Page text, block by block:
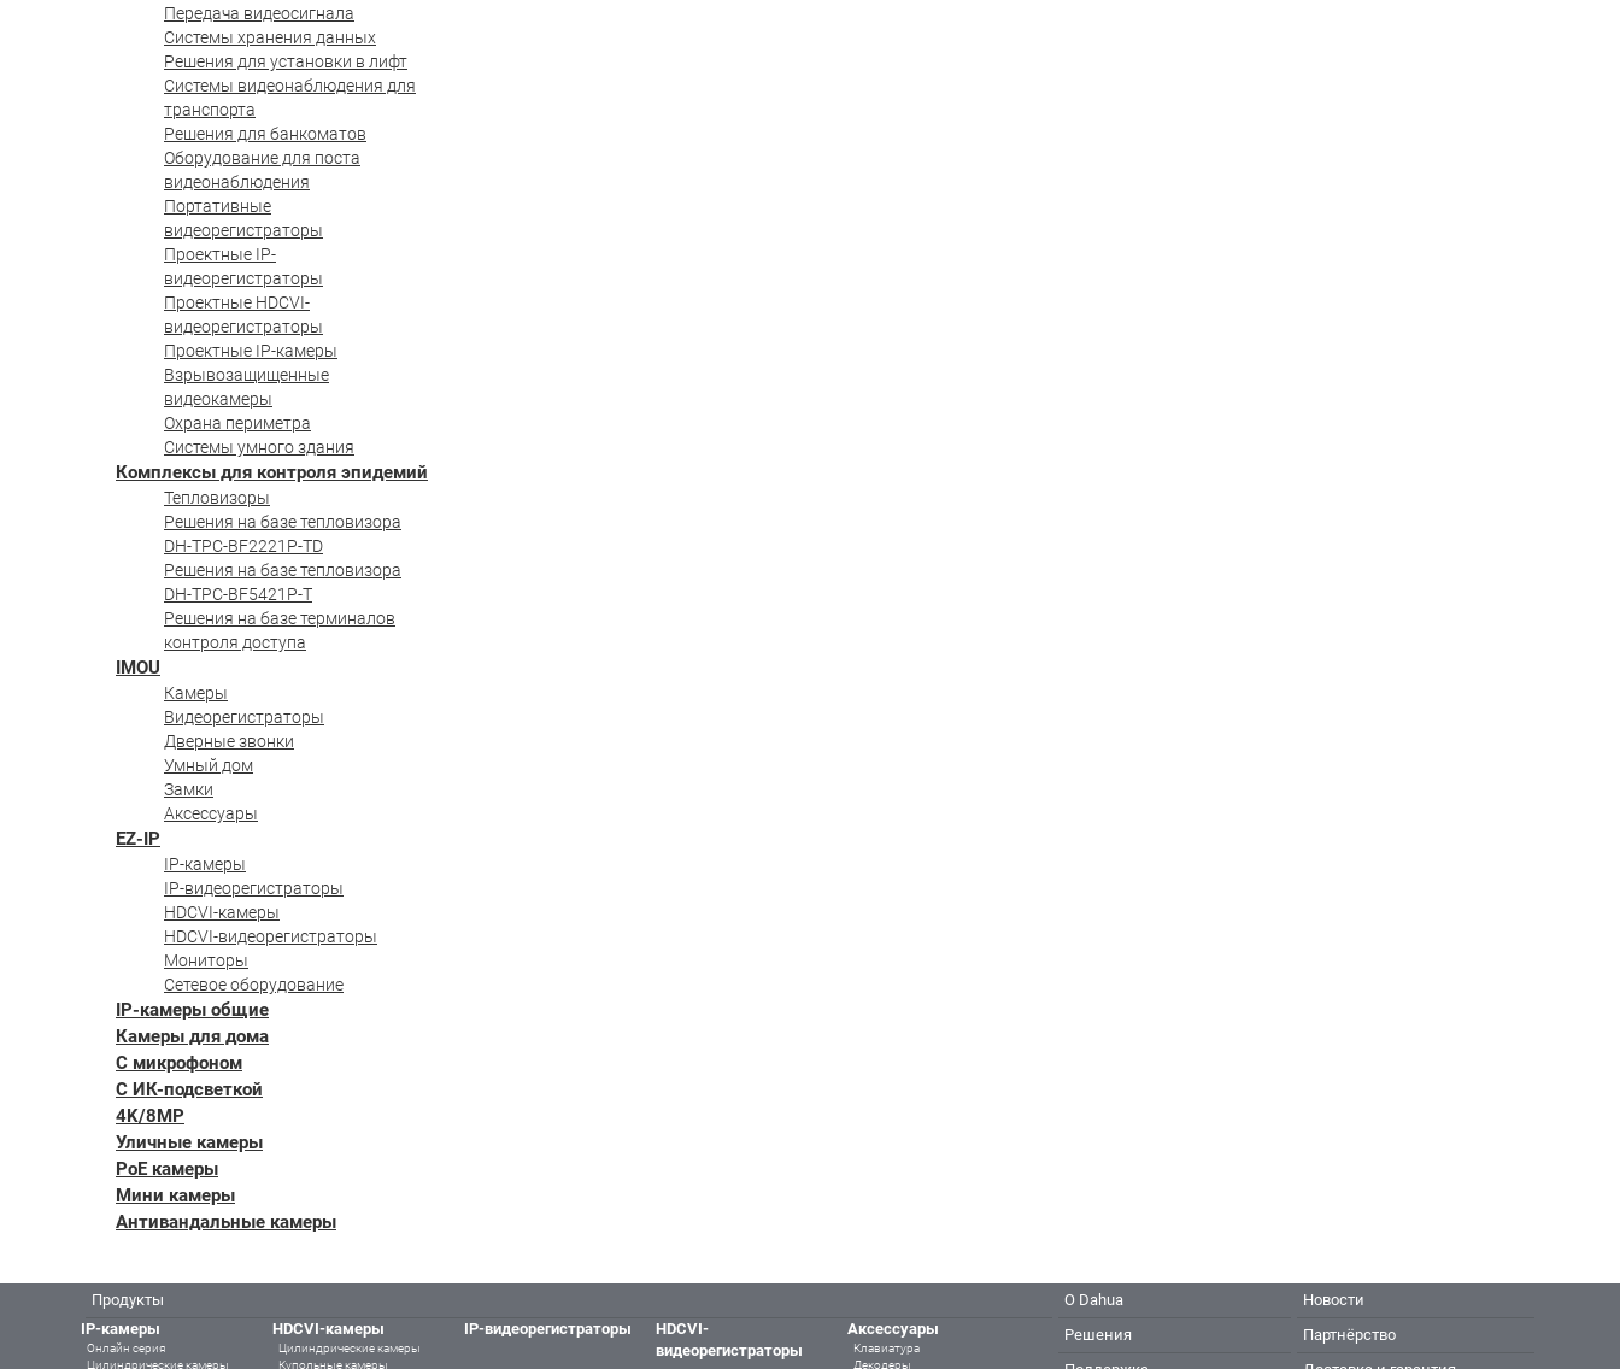
Передача видеосигнала
Системы хранения данных
Решения для установки в лифт
Системы видеонаблюдения для
транспорта
Решения для банкоматов
Оборудование для поста
видеонаблюдения
Портативные
видеорегистраторы
Проектные IP-
видеорегистраторы
Проектные HDCVI-
видеорегистраторы
Проектные IP-камеры
Взрывозащищенные
видеокамеры
Охрана периметра
Системы умного здания
Комплексы для контроля эпидемий
Тепловизоры
Решения на базе тепловизора
DH-TPC-BF2221P-TD
Решения на базе тепловизора
DH-TPC-BF5421P-T
Решения на базе терминалов
контроля доступа
IMOU
Камеры
Видеорегистраторы
Дверные звонки
Умный дом
Замки
Аксессуары
EZ-IP
IP-камеры
IP-видеорегистраторы
HDCVI-камеры
HDCVI-видеорегистраторы
Мониторы
Сетевое оборудование
IP-камеры общие
Камеры для дома
С микрофоном
С ИК-подсветкой
4K/8MP
Уличные камеры
PoE камеры
Мини камеры
Антивандальные камеры
Продукты
IP-камеры
Онлайн серия
Цилиндрические камеры
HDCVI-камеры
Цилиндрические камеры
Купольные камеры
IP-видеорегистраторы
HDCVI-
видеорегистраторы
Аксессуары
Клавиатура
Декодеры
О Dahua
Решения
Новости
Партнёрство